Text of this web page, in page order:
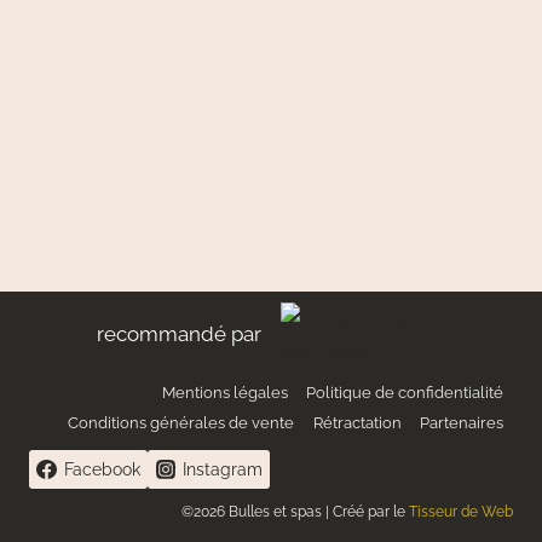
recommandé par
Mentions légales
Politique de confidentialité
Conditions générales de vente
Rétractation Partenaires
Facebook Instagram
©2026 Bulles et spas | Créé par le Tisseur de Web